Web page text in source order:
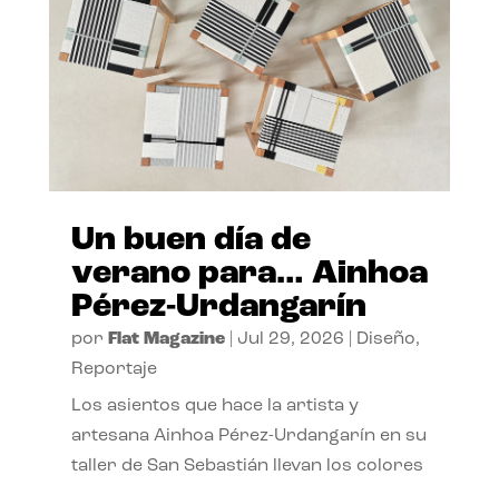
Un buen día de
verano para… Ainhoa
Pérez-Urdangarín
por Flat Magazine| Jul 29, 2026 Diseño,
Reportaje
Los asientos que hace la artista y
artesana Ainhoa Pérez-Urdangarín en su
taller de San Sebastián llevan los colores